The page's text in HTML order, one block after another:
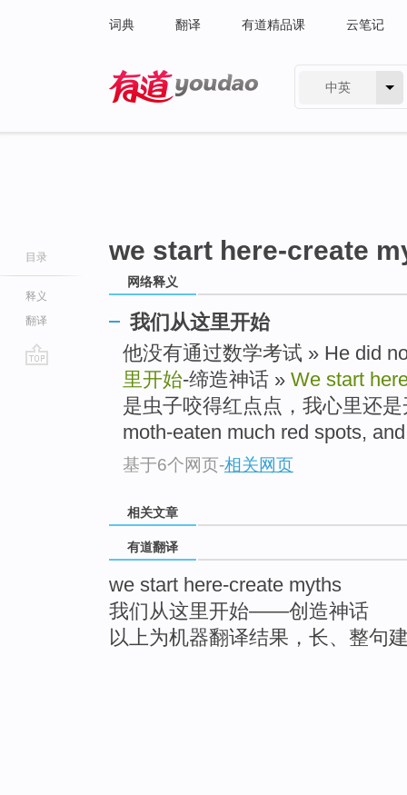
词典 翻译 有道精品课 云笔记
中英
目录
释义
翻译
we start here-create
网络释义
我们从这里开始
他没有通过数学考试 » He did
里开始-缔造神话 » We start
是虫子咬得红点点，我心里还
moth-eaten much red spots,
基于6个网页-相关网页
相关文章
有道翻译
we start here-create myths
我们从这里开始——创造神话
以上为机器翻译结果，长、整句